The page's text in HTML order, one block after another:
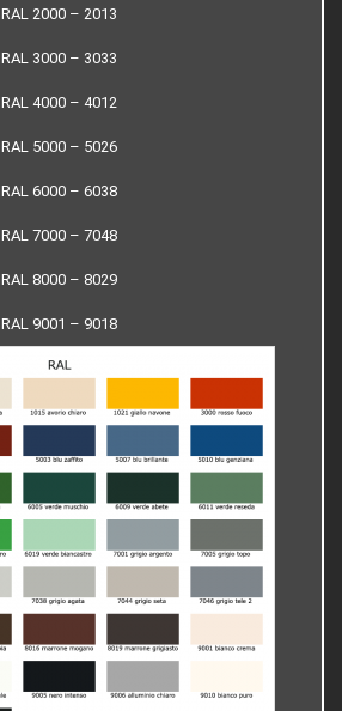
RAL 2000 – 2013
RAL 3000 – 3033
RAL 4000 – 4012
RAL 5000 – 5026
RAL 6000 – 6038
RAL 7000 – 7048
RAL 8000 – 8029
RAL 9001 – 9018